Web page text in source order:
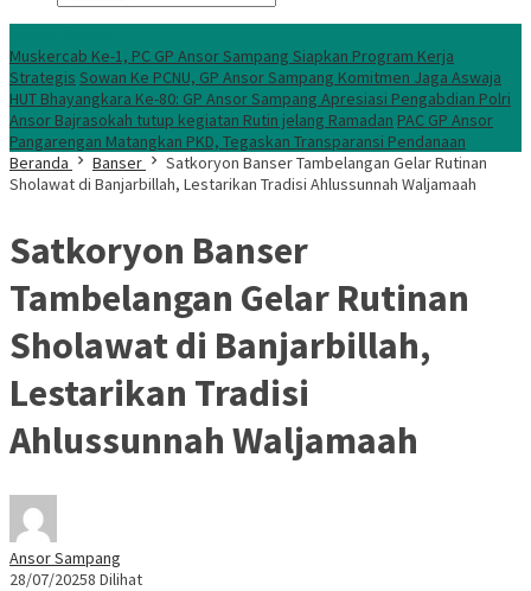
Muskercab Ke-1, PC GP Ansor Sampang Siapkan Program Kerja
Strategis Sowan Ke PCNU, GP Ansor Sampang Komitmen Jaga Aswaja
HUT Bhayangkara Ke-80: GP Ansor Sampang Apresiasi Pengabdian Polri
Ansor Bajrasokah tutup kegiatan Rutin jelang Ramadan PAC GP Ansor
Pangarengan Matangkan PKD, Tegaskan Transparansi Pendanaan
Beranda
Banser
Satkoryon Banser Tambelangan Gelar Rutinan
Sholawat di Banjarbillah, Lestarikan Tradisi Ahlussunnah Waljamaah
Satkoryon Banser
Tambelangan Gelar Rutinan
Sholawat di Banjarbillah,
Lestarikan Tradisi
Ahlussunnah Waljamaah
Ansor Sampang
28/07/20258 Dilihat